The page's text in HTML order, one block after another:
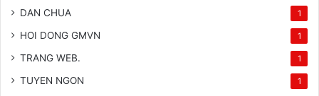
DAN CHUA 1
HOI DONG GMVN 1
TRANG WEB. 1
TUYEN NGON 1